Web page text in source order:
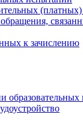
(платных)
к зачислению